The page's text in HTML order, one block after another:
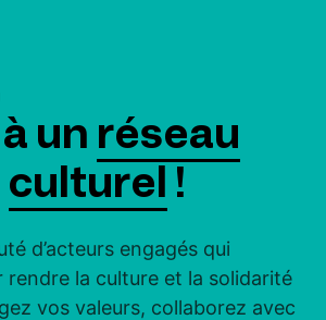
un réseau
culturel !
d’acteurs engagés qui
la culture et la solidarité
vos valeurs, collaborez avec